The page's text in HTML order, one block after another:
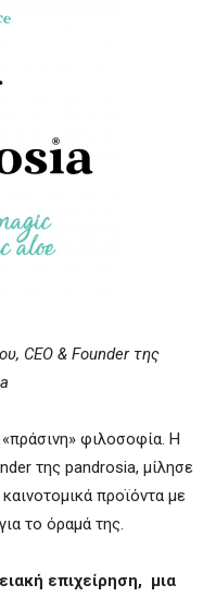
CEO & Founder της
«πράσινη» φιλοσοφία. Η
της pandrosia, μίλησε
προϊόντα με
το όραμά της.
επιχείρηση, μια